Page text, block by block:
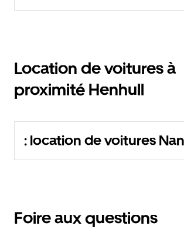
Location de voitures à
proximité Henhull
: location de voitures
Foire aux questions